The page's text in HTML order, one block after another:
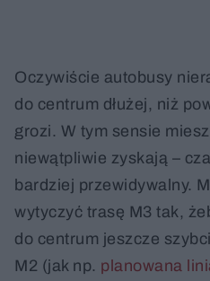
Oczywiście autobusy
do centrum dłużej, niż
grozi. W tym sensie
niewątpliwie zyskają –
bardziej przewidywalny.
wytyczyć trasę M3 tak,
do centrum jeszcze
M2 (jak np. planowana